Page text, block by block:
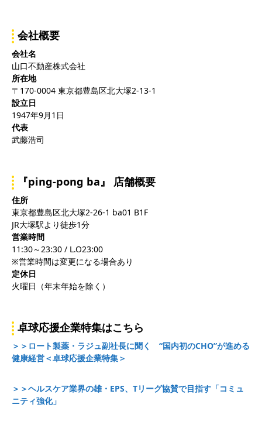
会社概要
会社名
山口不動産株式会社
所在地
〒170-0004 東京都豊島区北大塚2-13-1
設立日
1947年9月1日
代表
武藤浩司
『ping-pong ba』 店舗概要
住所
東京都豊島区北大塚2-26-1 ba01 B1F
JR大塚駅より徒歩1分
営業時間
11:30～23:30 / L.O23:00
※営業時間は変更になる場合あり
定休日
火曜日（年末年始を除く）
卓球応援企業特集はこちら
＞＞ロート製薬・ラジュ副社長に聞く “国内初のCHO”が進める
健康経営＜卓球応援企業特集＞
＞＞ヘルスケア業界の雄・EPS、Tリーグ協賛で目指す「コミュ
ニティ強化」